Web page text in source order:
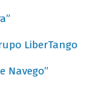
LiberTango
Navego”